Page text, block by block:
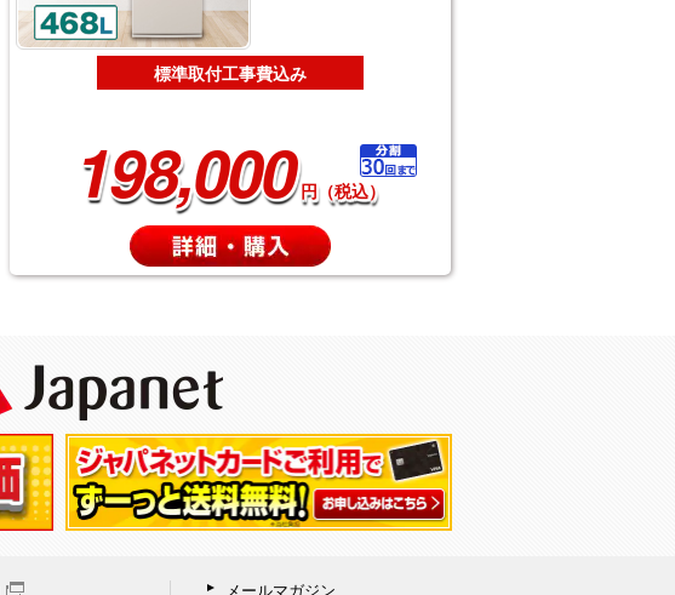
標準取付工事費込み
198,000 円（税込）
メールマガジン